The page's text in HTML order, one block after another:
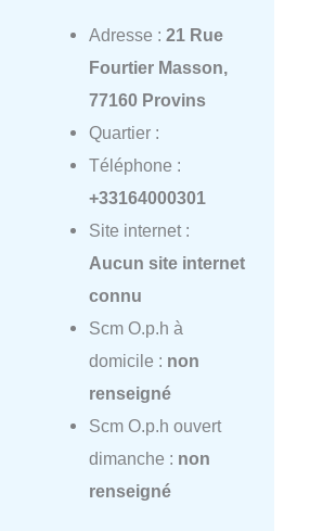
Adresse : 21 Rue
Fourtier Masson,
77160 Provins
Quartier :
Téléphone :
+33164000301
Site internet :
Aucun site internet
connu
Scm O.p.h à
domicile : non
renseigné
Scm O.p.h ouvert
dimanche : non
renseigné